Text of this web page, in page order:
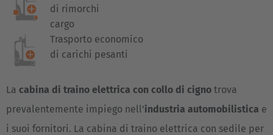
di rimorchi
cargo
Trasporto economico
di carichi pesanti
La cabina di traino elettrica con collo di cigno trova
prevalentemente impiego nell’industria automobilistica e
i suoi fornitori. La cabina di traino elettrica con sedile per